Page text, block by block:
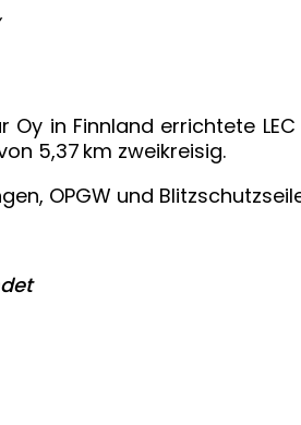
in Finnland errichtete
5,37 km zweikreisig.
OPGW und